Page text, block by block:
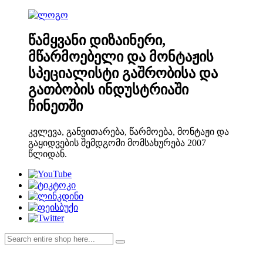
წამყვანი დიზაინერი,
მწარმოებელი და მონტაჟის
სპეციალისტი გაშრობისა და
გათბობის ინდუსტრიაში
ჩინეთში
კვლევა, განვითარება, წარმოება, მონტაჟი და
გაყიდვების შემდგომი მომსახურება 2007
წლიდან.